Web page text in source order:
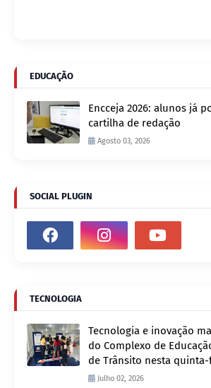
EDUCAÇÃO
Encceja 2026: alunos já
cartilha de redação
Agosto 03, 2026
SOCIAL PLUGIN
TECNOLOGIA
Tecnologia e inovação
do Complexo de
de Trânsito nesta quinta-
Julho 02, 2026